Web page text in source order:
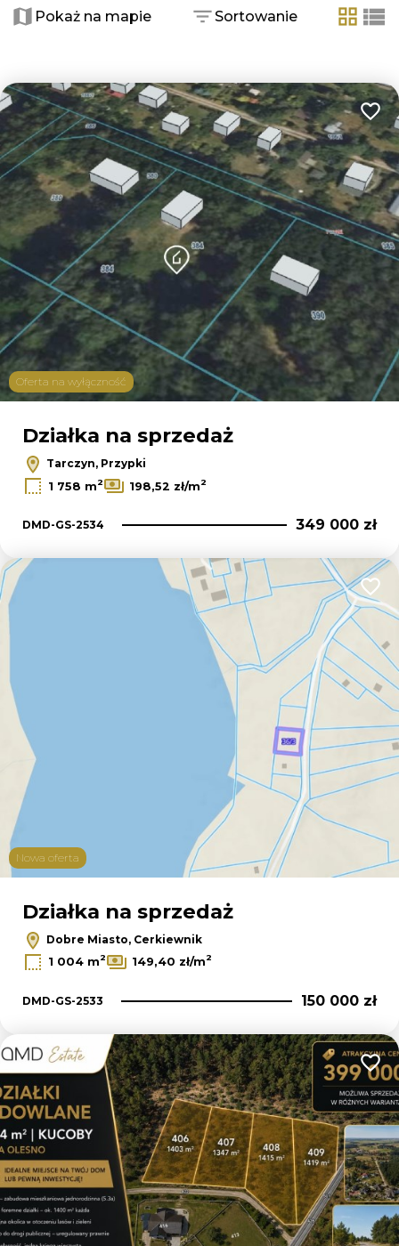
Pokaż na mapie Sortowanie
tabela
Oferta na wyłączność
Działka na sprzedaż
Tarczyn, Przypki
1 758 m2 198,52 zł/m2
DMD-GS-2534 349 000 zł
Nowa oferta
Działka na sprzedaż
Dobre Miasto, Cerkiewnik
1 004 m2 149,40 zł/m2
DMD-GS-2533 150 000 zł